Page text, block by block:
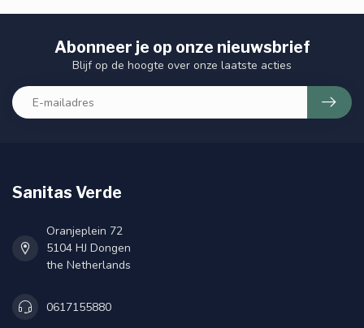
Abonneer je op onze nieuwsbrief
Blijf op de hoogte over onze laatste acties
Sanitas Verde
Oranjeplein 72
5104 HJ Dongen
the Netherlands
0617155880